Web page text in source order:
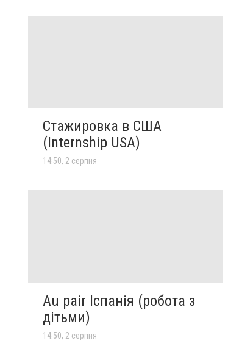
Стажировка в США
(Internship USA)
14:50, 2 серпня
Au pair Іспанія (робота з
дітьми)
14:50, 2 серпня